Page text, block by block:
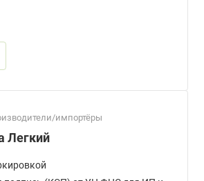
импортёры
Легкий